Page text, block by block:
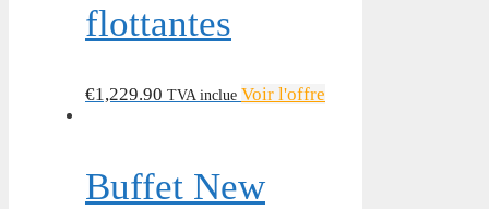
flottantes
€1,229.90 TVA inclue Voir l'offre
Buffet New